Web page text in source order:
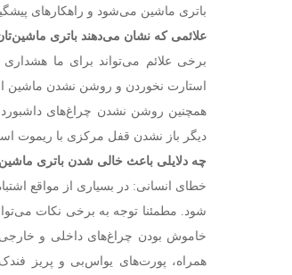
باتری ماشین می‌شود و راهکارهای
علائمی که نشان می‌دهند باتری
برخی علائم می‌تواند برای ما
استارت نخوردن و روشن نشدن ماشین
همچنین روشن نشدن چراغ‌های
دیگر باز نشدن قفل مرکزی با ریموت
چه دلایلی باعث خالی شدن باتری
خطای انسانی: در بسیاری از مواقع
شود. مطمئنا توجه به برخی نکات
خاموش بودن چراغ‌های داخلی و خارجی
همراه، پورت‌های یواس‌بی و پریز